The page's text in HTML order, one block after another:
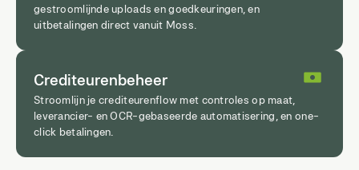
gestroomlijnde uploads en goedkeuringen, en
uitbetalingen direct vanuit Moss.
Crediteurenbeheer
Stroomlijn je crediteurenflow met controles op maat,
leverancier- en OCR-gebaseerde automatisering, en one-
click betalingen.